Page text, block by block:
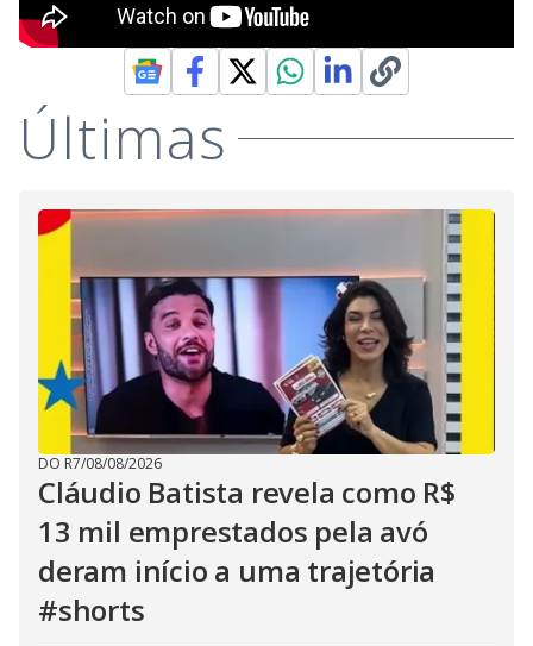
Últimas
DO R7/08/08/2026
Cláudio Batista revela como R$
13 mil emprestados pela avó
deram início a uma trajetória
#shorts